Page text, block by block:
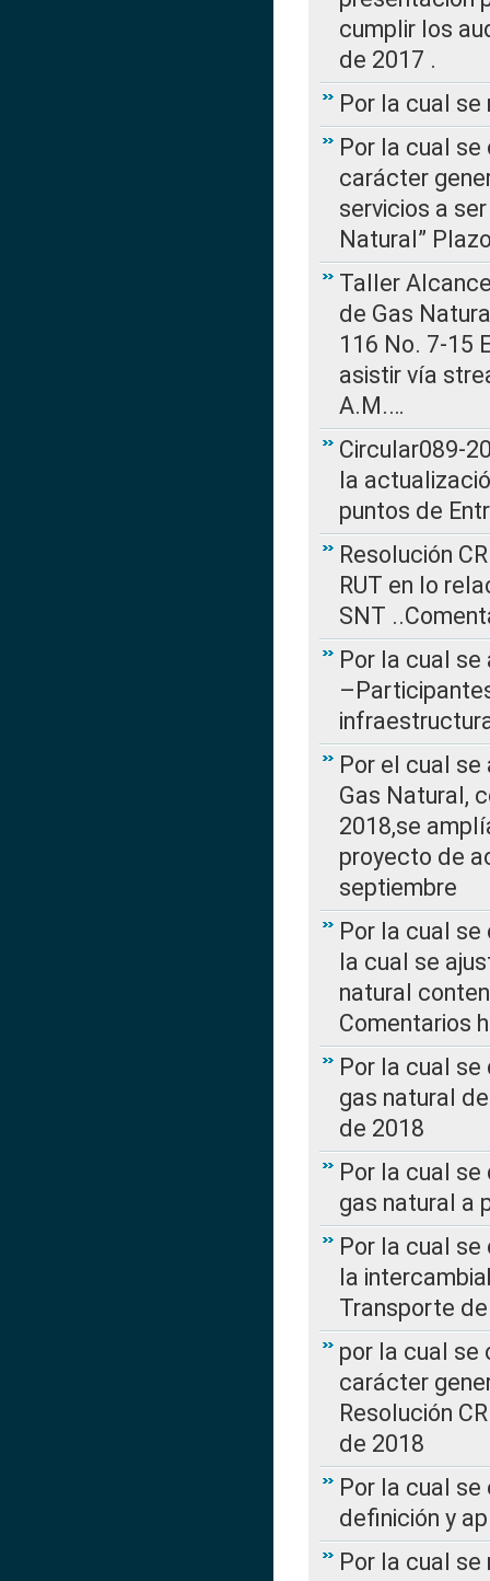
cumplir los
de 2017 .
Por la cual se
Por la cual
carácter
servicios a
Natural”
Taller
de Gas
116 No. 7-15
asistir vía
A.M.…
Circular089-
la
puntos de
Resolución
RUT en lo
SNT
Por la cual se
Por el cual
Gas Natural,
2018,se
proyecto de
septiembre
Por la cual se
la cual se
natural
Comentarios
Por la cual
gas natural
de 2018
Por la cual
gas natural a
Por la cual
la
Transporte
por la cual se
carácter
Resolución
de 2018
Por la cual
definición y
Por la cual